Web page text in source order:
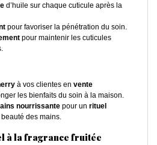
d’huile sur chaque cuticule après la
pour favoriser la pénétration du soin.
pour maintenir les cuticules
à vos clientes en vente
les bienfaits du soin à la maison.
nourrissante pour un rituel
des mains.
à la fragrance fruitée